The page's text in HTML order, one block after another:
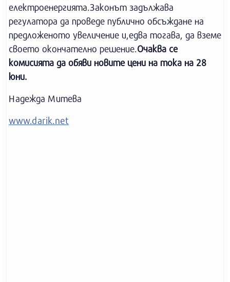
електроенергията.Законът задължава
регулатора да проведе публично обсъждане на
предложеното увеличение и,едва тогава, да вземе
своето окончателно решение.Очаква се
комисията да обяви новите цени на тока на 28
юни.
Надежда Митева
www.darik.net